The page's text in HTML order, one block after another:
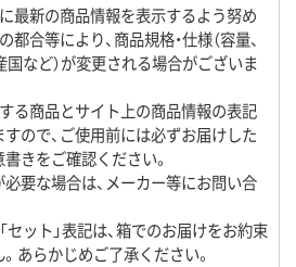
最新の商品情報を表示するよう努め
合等により、商品規格・仕様（容量、
国など）が変更される場合がございま
る商品とサイト上の商品情報の表記
ので、ご使用前には必ずお届けした
きをご確認ください。
要な場合は、メーカー等にお問い合
セット」表記は、箱でのお届けをお約束
あらかじめご了承ください。